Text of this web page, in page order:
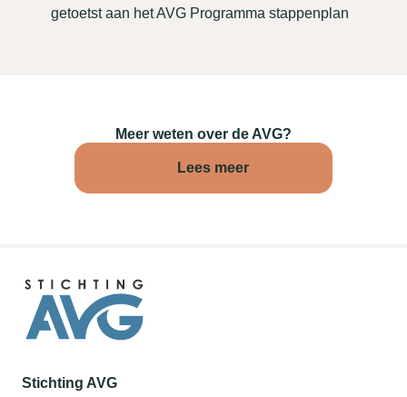
getoetst aan het AVG Programma stappenplan
Meer weten over de AVG?
Lees meer
Stichting AVG